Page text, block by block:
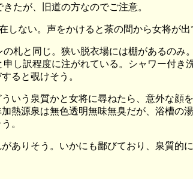
たが、旧道の方なのでご注意。
しない。声をかけると茶の間から女将が出
札と同じ。狭い脱衣場には棚があるのみ
し訳程度に注がれている。シャワー付き
ると覗けそう。
いう泉質かと女将に尋ねたら、意外な顔
熱源泉は無色透明無味無臭だが、浴槽の
。
ありそう。いかにも鄙びており、泉質的